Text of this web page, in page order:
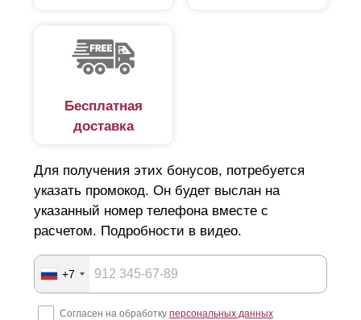
проводятся точные замеры. Кроме этого, мы
предоставляем возможность купить у нас полный
Бесплатная
доставка
Для получения этих бонусов, потребуется
указать промокод. Он будет выслан на
указанный номер телефона вместе с
расчетом. Подробности в видео.
+7
Согласен на обработку персональных данных